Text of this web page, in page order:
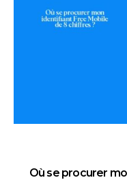
Où se procurer